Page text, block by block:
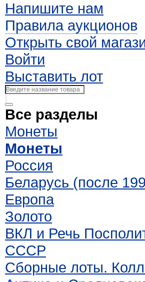
Напишите нам
Правила аукционов
Открыть свой
Войти
Выставить лот
Все разделы
Монеты
Монеты
Россия
Беларусь (после
Европа
Золото
ВКЛ и Речь
СССР
Сборные лоты.